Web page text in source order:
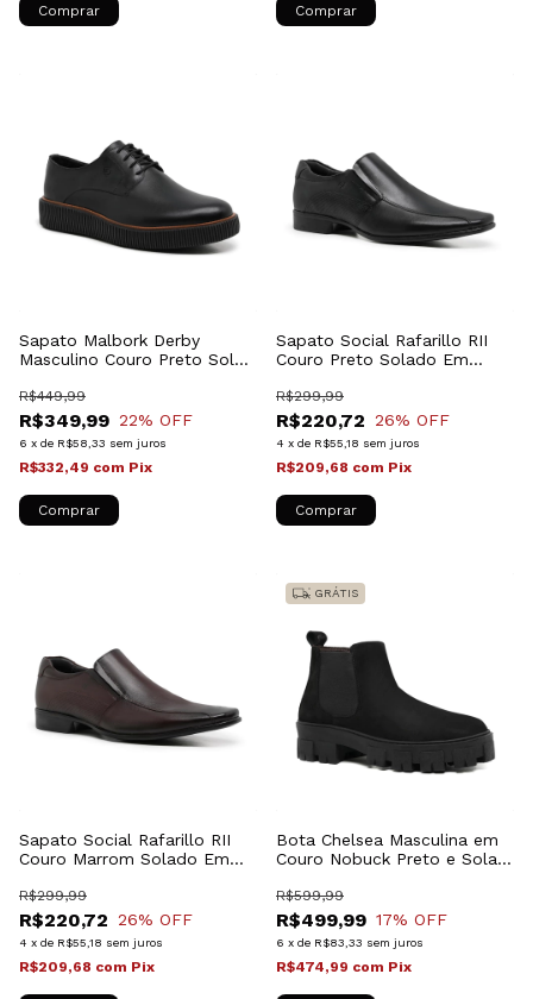
Comprar Comprar
Sapato Malbork Derby
Masculino Couro Preto Sola
R$349,99
R$449,99
22% OFF
6 x de R$58,33 sem juros
R$332,49 com Pix
Comprar
Sapato Social Rafarillo RII
Couro Preto Solado Em
R$220,72
R$299,99
26% OFF
4 x de R$55,18 sem juros
R$209,68 com Pix
Comprar
Sapato Social Rafarillo RII
Couro Marrom Solado Em
R$220,72
R$299,99
26% OFF
4 x de R$55,18 sem juros
R$209,68 com Pix
GRÁTIS
Bota Chelsea Masculina em
Couro Nobuck Preto e Sola
R$499,99
R$599,99
17% OFF
6 x de R$83,33 sem juros
R$474,99 com Pix